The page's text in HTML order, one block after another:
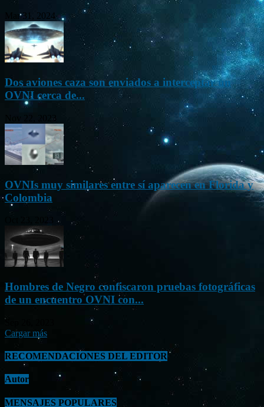
Mar 31, 2024
Dos aviones caza son enviados a interceptar un
OVNI cerca de...
Nov 22, 2023
OVNIs muy similares entre sí aparecen en Florida y
Colombia
Hombres de Negro confiscaron pruebas fotográficas
de un encuentro OVNI con...
Sep 26, 2023
Cargar más
RECOMENDACIONES DEL EDITOR
Autor
MENSAJES POPULARES